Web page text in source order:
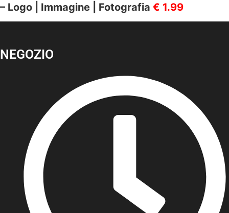
– Logo | Immagine | Fotografia € 1.99
NEGOZIO